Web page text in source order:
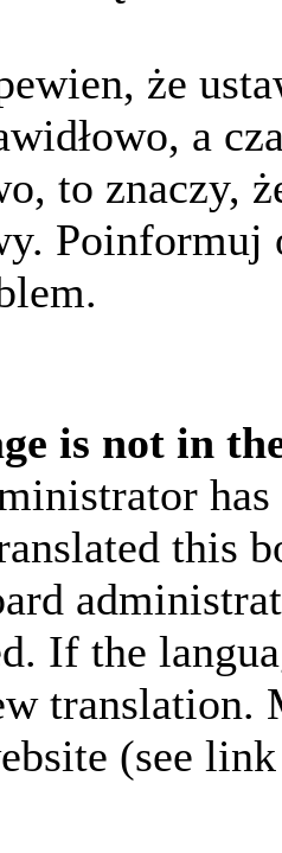
że
a
to znaczy,
is not in
this
If the
(see